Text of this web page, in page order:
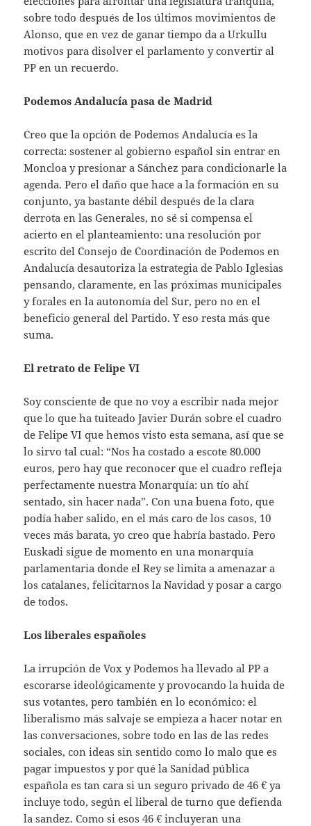
sobre todo después de los últimos movimientos de
Alonso, que en vez de ganar tiempo da a Urkullu
motivos para disolver el parlamento y convertir al
PP en un recuerdo.
Podemos Andalucía pasa de Madrid
Creo que la opción de Podemos Andalucía es la
correcta: sostener al gobierno español sin entrar en
Moncloa y presionar a Sánchez para condicionarle la
agenda. Pero el daño que hace a la formación en su
conjunto, ya bastante débil después de la clara
derrota en las Generales, no sé si compensa el
acierto en el planteamiento: una resolución por
escrito del Consejo de Coordinación de Podemos en
Andalucía desautoriza la estrategia de Pablo Iglesias
pensando, claramente, en las próximas municipales
y forales en la autonomía del Sur, pero no en el
beneficio general del Partido. Y eso resta más que
suma.
El retrato de Felipe VI
Soy consciente de que no voy a escribir nada mejor
que lo que ha tuiteado Javier Durán sobre el cuadro
de Felipe VI que hemos visto esta semana, así que se
lo sirvo tal cual: “Nos ha costado a escote 80.000
euros, pero hay que reconocer que el cuadro refleja
perfectamente nuestra Monarquía: un tío ahí
sentado, sin hacer nada”. Con una buena foto, que
podía haber salido, en el más caro de los casos, 10
veces más barata, yo creo que habría bastado. Pero
Euskadi sigue de momento en una monarquía
parlamentaria donde el Rey se limita a amenazar a
los catalanes, felicitarnos la Navidad y posar a cargo
de todos.
Los liberales españoles
La irrupción de Vox y Podemos ha llevado al PP a
escorarse ideológicamente y provocando la huida de
sus votantes, pero también en lo económico: el
liberalismo más salvaje se empieza a hacer notar en
las conversaciones, sobre todo en las de las redes
sociales, con ideas sin sentido como lo malo que es
pagar impuestos y por qué la Sanidad pública
española es tan cara si un seguro privado de 46 € ya
incluye todo, según el liberal de turno que defienda
la sandez. Como si esos 46 € incluyeran una